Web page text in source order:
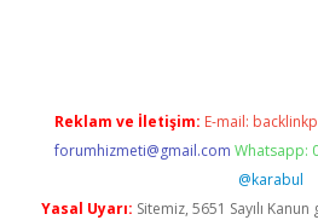
Reklam ve İletişim: E-mail:
forumhizmeti@gmail.com Whatsapp:
@karabul
Yasal Uyarı: Sitemiz, 5651 Sayılı